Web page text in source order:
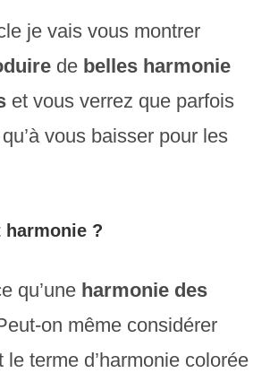
je vais vous montrer
de belles harmonie
et vous verrez que parfois
vous baisser pour les
harmonie ?
qu’une harmonie des
on même considérer
le terme d’harmonie colorée